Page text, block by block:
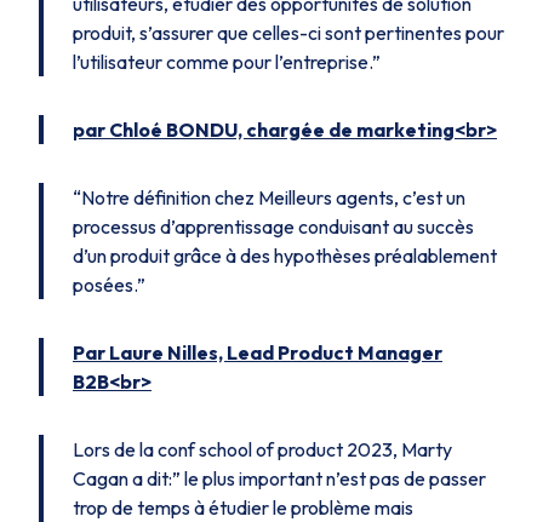
produit, s’assurer que celles-ci sont pertinentes pour
l’utilisateur comme pour l’entreprise.”
par Chloé BONDU, chargée de marketing<br>
“Notre définition chez Meilleurs agents, c’est un
processus d’apprentissage conduisant au succès
d’un produit grâce à des hypothèses préalablement
posées.”
Par Laure Nilles, Lead Product Manager
B2B<br>
Lors de la conf school of product 2023, Marty
Cagan a dit:” le plus important n’est pas de passer
trop de temps à étudier le problème mais